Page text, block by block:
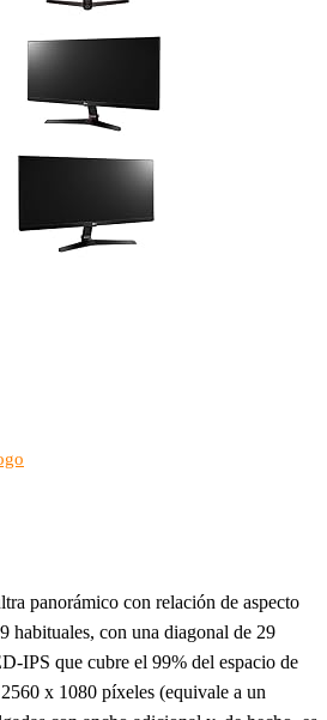
panorámico con relación de aspecto
habituales, con una diagonal de 29
IPS que cubre el 99% del espacio de
x 1080 píxeles (equivale a un